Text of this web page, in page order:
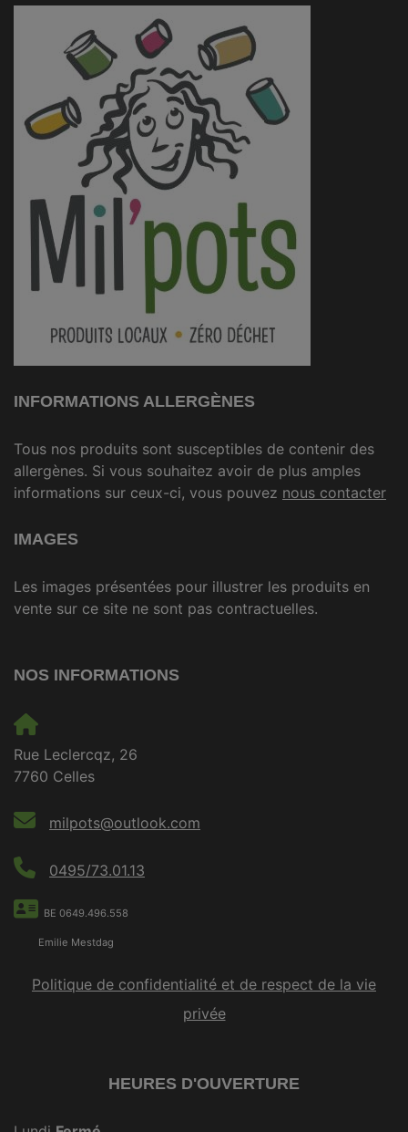
INFORMATIONS ALLERGÈNES
Tous nos produits sont susceptibles de contenir des
allergènes. Si vous souhaitez avoir de plus amples
informations sur ceux-ci, vous pouvez nous contacter
IMAGES
Les images présentées pour illustrer les produits en
vente sur ce site ne sont pas contractuelles.
NOS INFORMATIONS
Rue Leclercqz, 26
7760 Celles
milpots@outlook.com
0495/73.01.13
BE 0649.496.558
Emilie Mestdag
Politique de confidentialité et de respect de la vie
privée
HEURES D'OUVERTURE